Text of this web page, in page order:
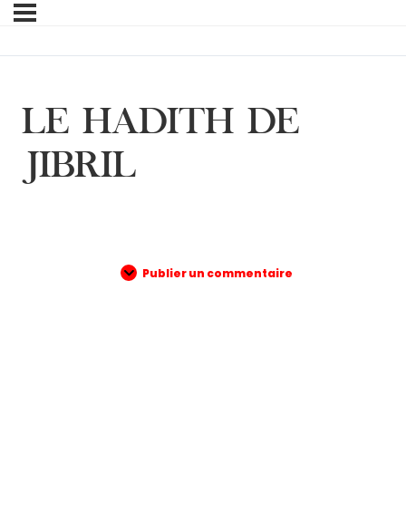
LE HADITH DE
JIBRIL
Publier un commentaire